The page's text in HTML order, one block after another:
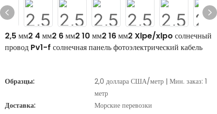
2,5 мм2 4 мм2 6 мм2 10 мм2 16 мм2 Xlpe/xlpo солнечный
провод Pv1-f солнечная панель фотоэлектрический кабель
Образцы:
2,0 доллара США/метр | Мин. заказ: 1
метр
Доставка:
Морские перевозки